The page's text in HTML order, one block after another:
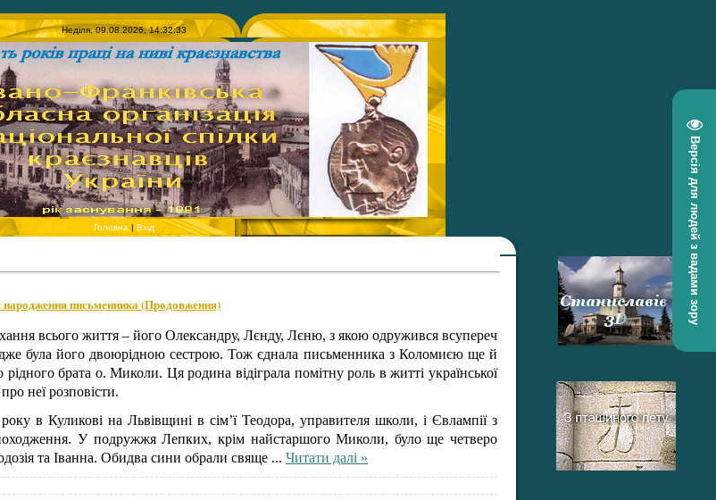
Версія для людей з вадами зору
Неділя, 09.08.2026, 14:32:33
Головна | Вхід
народження письменника (Продовження)
всього життя – його Олександру, Лєнду, Лєню, з якою одружився всупереч
була його двоюрідною сестрою. Тож єднала письменника з Коломиєю ще й
брата о. Миколи. Ця родина відіграла помітну роль в житті української
неї розповісти.
в Куликові на Львівщині в сім’ї Теодора, управителя школи, і Євлампії з
походження. У подружжя Лепких, крім найстаршого Миколи, було ще четверо
та Іванна. Обидва сини обрали свяще ... Читати далі »